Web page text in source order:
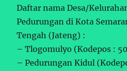
Daftar nama Desa/
Pedurungan di Kota
Tengah (Jateng) :
– Tlogomulyo (Kodepos :
– Pedurungan Kidul